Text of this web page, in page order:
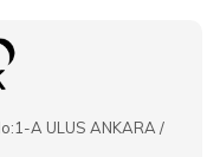
A ULUS ANKARA /